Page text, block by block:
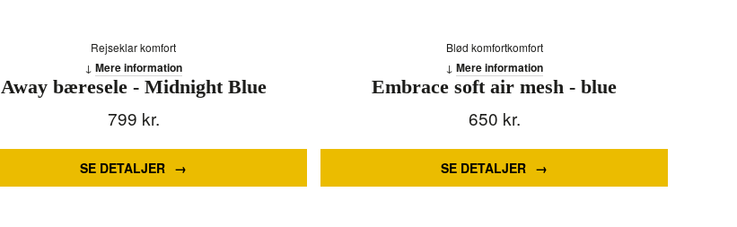
Rejseklar komfort
Away bæresele - Midnight Blue
799 kr.
SE DETALJER
Mere information
Blød komfortkomfort
Embrace soft air mesh - blue
650 kr.
SE DETALJER
Mere information